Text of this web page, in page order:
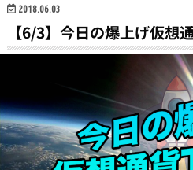
2018.06.03
【6/3】今日の爆上げ仮想